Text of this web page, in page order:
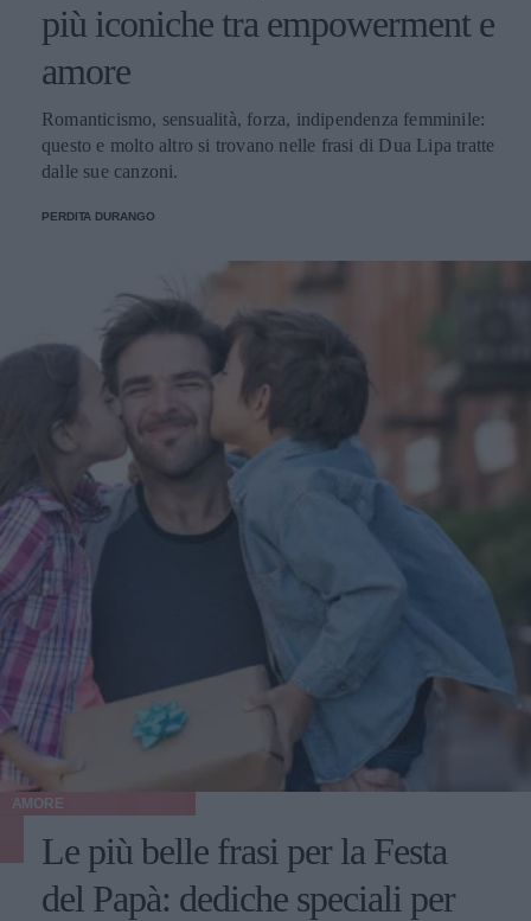
più iconiche tra empowerment e
amore
Romanticismo, sensualità, forza, indipendenza femminile:
questo e molto altro si trovano nelle frasi di Dua Lipa tratte
dalle sue canzoni.
PERDITA DURANGO
AMORE
Le più belle frasi per la Festa
del Papà: dediche speciali per